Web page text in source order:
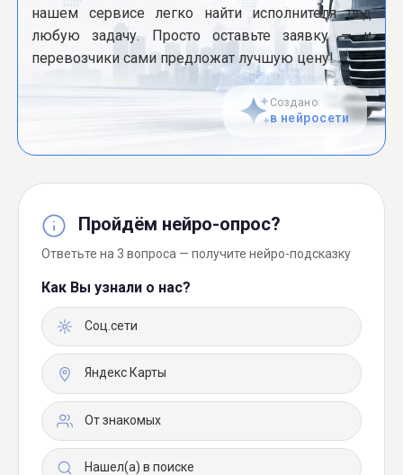
нашем сервисе легко найти исполнителя под
любую задачу. Просто оставьте заявку — и
перевозчики сами предложат лучшую цену!
Создано
в нейросети
Пройдём нейро-опрос?
Ответьте на 3 вопроса — получите нейро-подсказку
Как Вы узнали о нас?
Соц.сети
Яндекс Карты
От знакомых
Нашел(а) в поиске